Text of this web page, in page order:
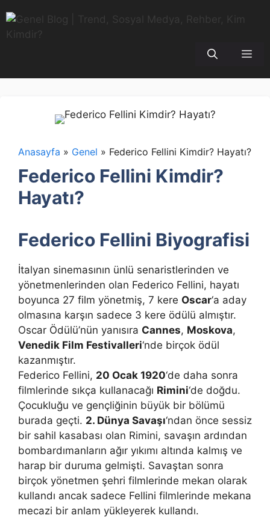
atla
Anasayfa » Genel » Federico Fellini Kimdir? Hayatı?
Federico Fellini Kimdir?
Hayatı?
Federico Fellini Biyografisi
İtalyan sinemasının ünlü senaristlerinden ve
yönetmenlerinden olan Federico Fellini, hayatı
boyunca 27 film yönetmiş, 7 kere Oscar‘a aday
olmasına karşın sadece 3 kere ödülü almıştır.
Oscar Ödülü’nün yanısıra Cannes, Moskova,
Venedik Film Festivalleri‘nde birçok ödül
kazanmıştır.
Federico Fellini, 20 Ocak 1920‘de daha sonra
filmlerinde sıkça kullanacağı Rimini‘de doğdu.
Çocukluğu ve gençliğinin büyük bir bölümü
burada geçti. 2. Dünya Savaşı‘ndan önce sessiz
bir sahil kasabası olan Rimini, savaşın ardından
bombardımanların ağır yıkımı altında kalmış ve
harap bir duruma gelmişti. Savaştan sonra
birçok yönetmen şehri filmlerinde mekan olarak
kullandı ancak sadece Fellini filmlerinde mekana
mecazi bir anlam yükleyerek kullandı.